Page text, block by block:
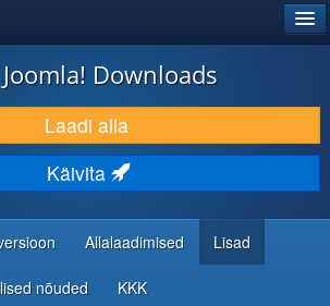
Joomla! Downloads
Laadi alla
Käivita
Allalaadimised Lisad
nõuded KKK